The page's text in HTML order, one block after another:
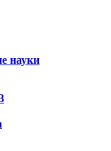
науки